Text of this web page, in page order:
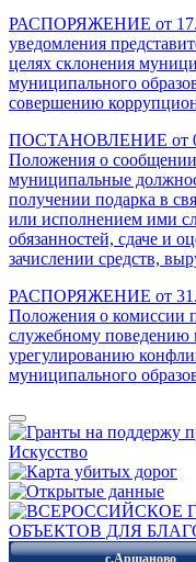
РАСПОРЯЖЕНИЕ от
уведомления
целях склонения
муниципального
совершению
ПОСТАНОВЛЕНИЕ от
Положения о
муниципальные
получении подарка в
или исполнением ими
обязанностей, сдаче и
зачислении средств,
РАСПОРЯЖЕНИЕ от
Положения о комиссии
служебному
урегулированию
муниципального
с.Аршаново